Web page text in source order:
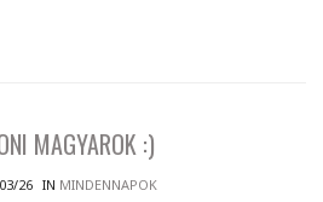
MAGYAROK :)
26 IN MINDENNAPOK